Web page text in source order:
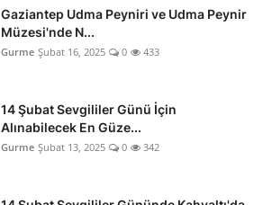
Gaziantep Udma Peyniri ve Udma Peynir
Müzesi'nde N...
Gurme Şubat 16, 2025 0 433
14 Şubat Sevgililer Günü İçin
Alınabilecek En Güze...
Gurme Şubat 13, 2025 0 342